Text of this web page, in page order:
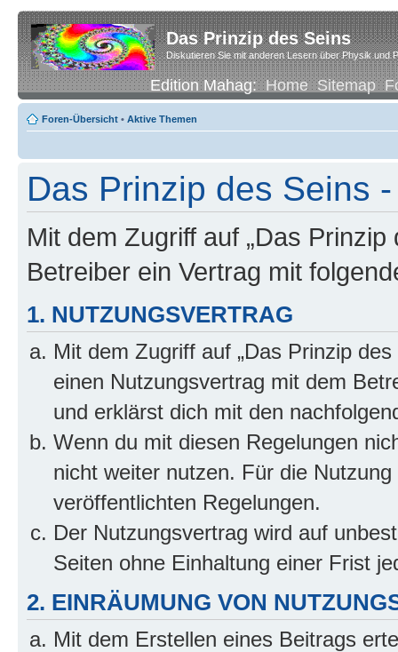
Das Prinzip des Seins
Diskutieren Sie mit anderen Lesern über Physik und
Edition Mahag:Home Sitemap
Foren-Übersicht • Aktive Themen
Das Prinzip des Seins
Mit dem Zugriff auf „Das
Betreiber ein Vertrag mit
1. NUTZUNGSVERTRAG
Mit dem Zugriff auf „Das Prinzip
einen Nutzungsvertrag mit dem
und erklärst dich mit den
Wenn du mit diesen Regelungen
nicht weiter nutzen. Für die
veröffentlichten Regelungen.
Der Nutzungsvertrag wird auf
Seiten ohne Einhaltung einer Frist
2. EINRÄUMUNG VON
Mit dem Erstellen eines Beitrags